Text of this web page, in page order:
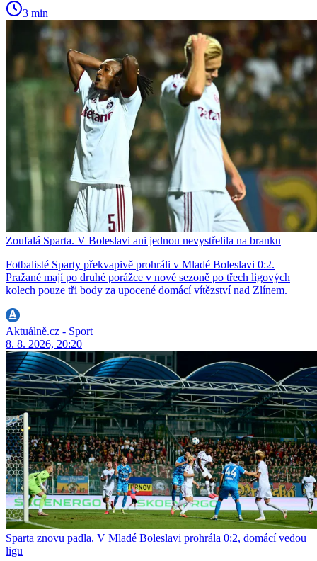
3 min
Zoufalá Sparta. V Boleslavi ani jednou nevystřelila na branku
Fotbalisté Sparty překvapivě prohráli v Mladé Boleslavi 0:2.
Pražané mají po druhé porážce v nové sezoně po třech ligových
kolech pouze tři body za upocené domácí vítězství nad Zlínem.
Aktuálně.cz - Sport
8. 8. 2026, 20:20
Sparta znovu padla. V Mladé Boleslavi prohrála 0:2, domácí vedou
ligu